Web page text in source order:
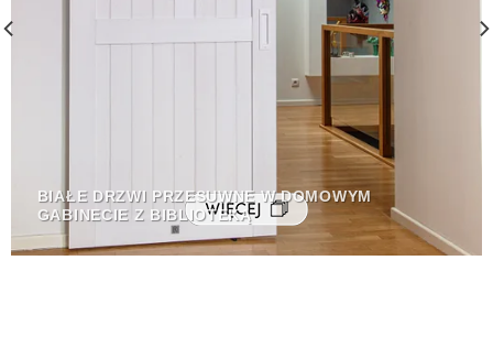
BIAŁE DRZWI PRZESUWNE W DOMOWYM
GABINECIE Z BIBLIOTEKĄ